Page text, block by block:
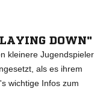
DOWN"
kleinere Jugendspieler
als es ihrem
wichtige Infos zum